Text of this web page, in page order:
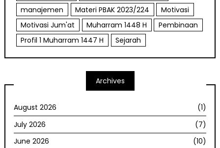
manajemen
Materi PBAK 2023/224
Motivasi
Motivasi Jum'at
Muharram 1448 H
Pembinaan
Profil 1 Muharram 1447 H
Sejarah
Archives
August 2026
(1)
July 2026
(7)
June 2026
(10)